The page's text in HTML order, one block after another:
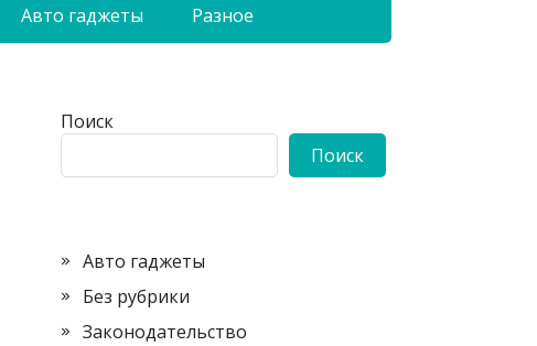
Авто гаджеты Разное
Поиск
Поиск
Авто гаджеты
Без рубрики
Законодательство